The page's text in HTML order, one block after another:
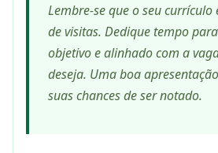
Lembre-se que o seu currículo
de visitas. Dedique tempo
objetivo e alinhado com a
deseja. Uma boa
suas chances de ser notado.